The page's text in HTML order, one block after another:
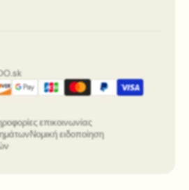
επικοινωνίας
Νομική ειδοποίηση